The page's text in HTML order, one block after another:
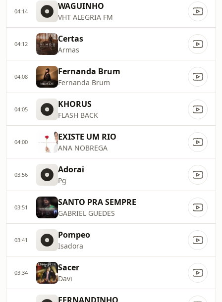
04:14 WAGUINHO
VHT ALEGRIA FM
04:12 Certas
Armas
04:08 Fernanda Brum
Fernanda Brum
04:05 KHORUS
FLASH BACK
04:00 EXISTE UM RIO
ANA NOBREGA
03:56 Adorai
Pg
03:51 SANTO PRA SEMPRE
GABRIEL GUEDES
03:41 Pompeo
Isadora
03:34 Sacer
Davi